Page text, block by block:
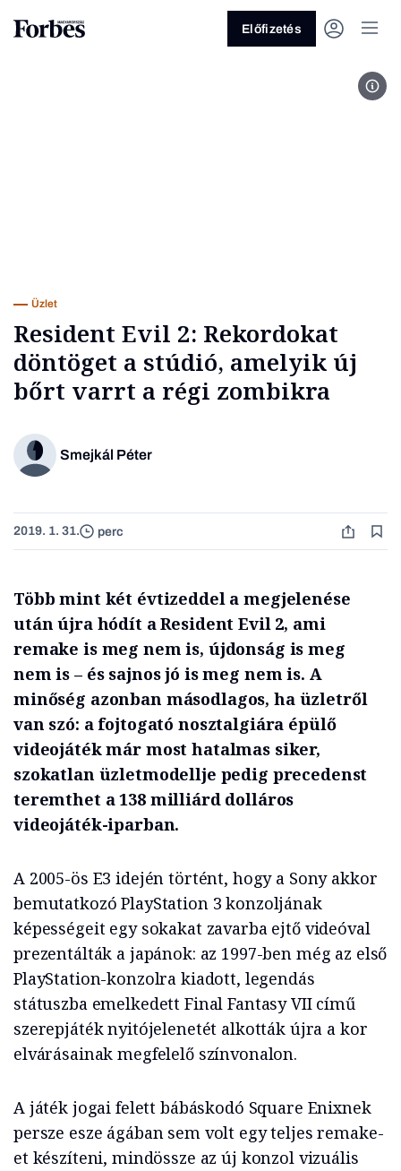
Előfizetés
Üzlet
Resident Evil 2: Rekordokat
döntöget a stúdió, amelyik új
bőrt varrt a régi zombikra
Smejkál Péter
2019. 1. 31. perc
Több mint két évtizeddel a megjelenése
után újra hódít a Resident Evil 2, ami
remake is meg nem is, újdonság is meg
nem is – és sajnos jó is meg nem is. A
minőség azonban másodlagos, ha üzletről
van szó: a fojtogató nosztalgiára épülő
videojáték már most hatalmas siker,
szokatlan üzletmodellje pedig precedenst
teremthet a 138 milliárd dolláros
videojáték-iparban.
A 2005-ös E3 idején történt, hogy a Sony akkor
bemutatkozó PlayStation 3 konzoljának
képességeit egy sokakat zavarba ejtő videóval
prezentálták a japánok: az 1997-ben még az első
PlayStation-konzolra kiadott, legendás
státuszba emelkedett Final Fantasy VII című
szerepjáték nyitójelenetét alkották újra a kor
elvárásainak megfelelő színvonalon.
A játék jogai felett bábáskodó Square Enixnek
persze esze ágában sem volt egy teljes remake-
et készíteni, mindössze az új konzol vizuális